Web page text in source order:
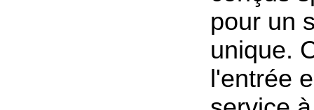
pour un
unique.
l'entrée